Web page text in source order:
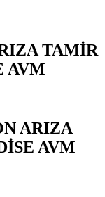
TAMİR
AVM
ARIZA
AVM